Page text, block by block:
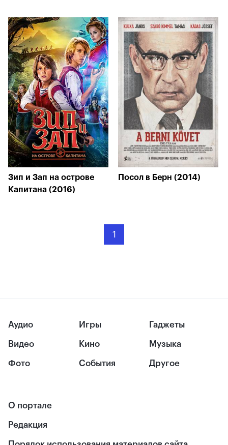
Зип и Зап на острове
Капитана (2016)
Посол в Берн (2014)
1
Аудио
Видео
Фото
Игры
Кино
События
Гаджеты
Музыка
Другое
О портале
Редакция